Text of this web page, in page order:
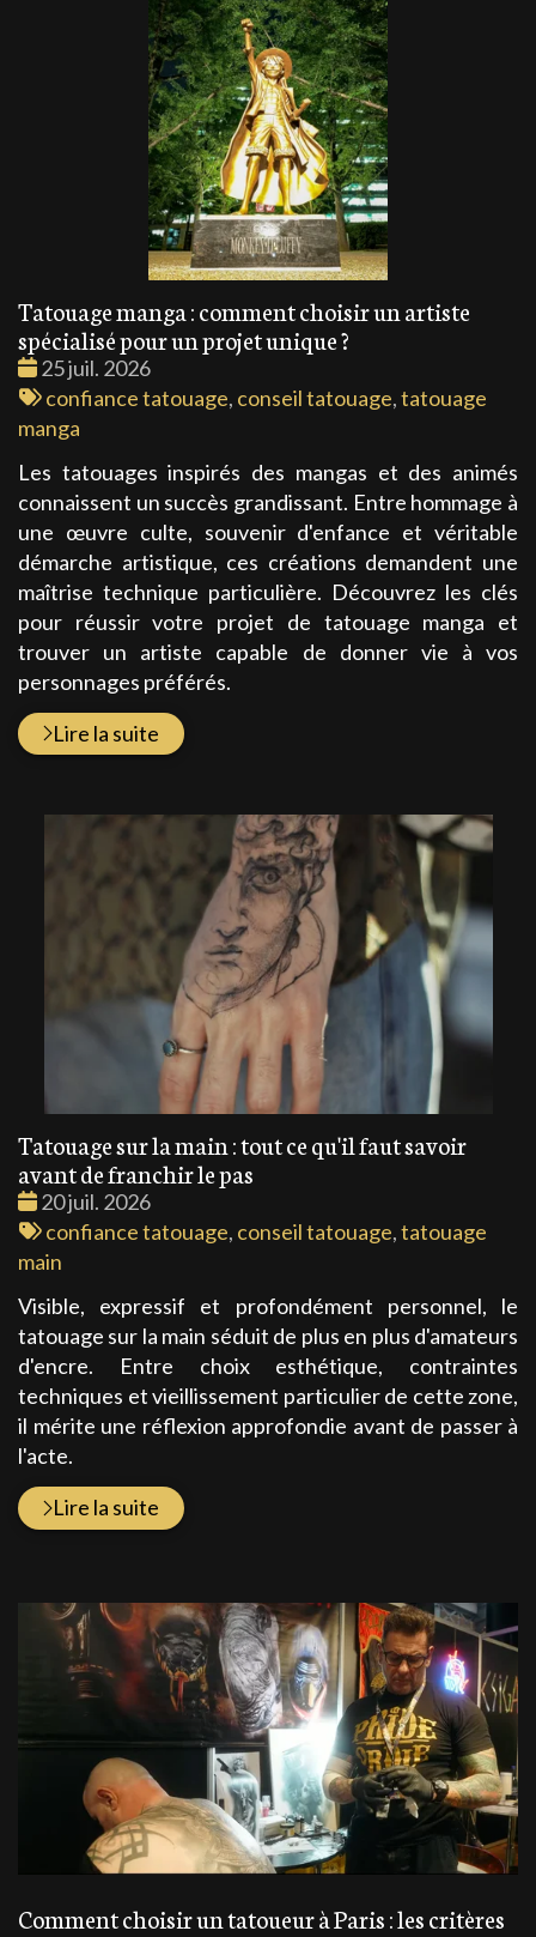
Tatouage manga : comment choisir un artiste
spécialisé pour un projet unique ?
Date
:
25 juil. 2026
Tags
:
confiance tatouage, conseil tatouage,tatouage
manga
Les tatouages inspirés des mangas et des animés
connaissent un succès grandissant. Entre hommage à
une œuvre culte, souvenir d'enfance et véritable
démarche artistique, ces créations demandent une
maîtrise technique particulière. Découvrez les clés
pour réussir votre projet de tatouage manga et
trouver un artiste capable de donner vie à vos
personnages préférés.
Lire la suite
Tatouage sur la main : tout ce qu'il faut savoir
avant de franchir le pas
Date
:
20 juil. 2026
Tags
:
confiance tatouage, conseil tatouage,tatouage
main
Visible, expressif et profondément personnel, le
tatouage sur la main séduit de plus en plus d'amateurs
d'encre. Entre choix esthétique, contraintes
techniques et vieillissement particulier de cette zone,
il mérite une réflexion approfondie avant de passer à
l'acte.
Lire la suite
Comment choisir un tatoueur à Paris : les critères